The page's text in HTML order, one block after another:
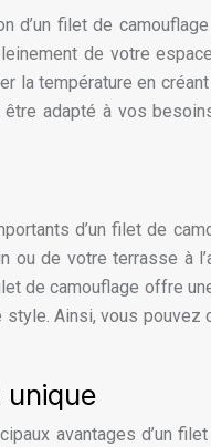
d’un filet de
de votre
température en
adapté à vos
d’un filet de
de votre terrasse
de camouflage offre
Ainsi, vous
unique
avantages d’un